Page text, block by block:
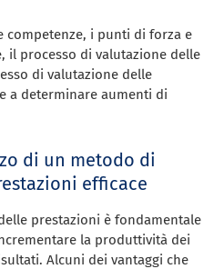
competenze, i punti di forza e
il processo di valutazione delle
di valutazione delle
a determinare aumenti di
di un metodo di
efficace
prestazioni è fondamentale
la produttività dei
Alcuni dei vantaggi che